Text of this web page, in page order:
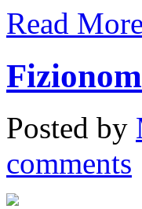
Read More
Posted by
comments